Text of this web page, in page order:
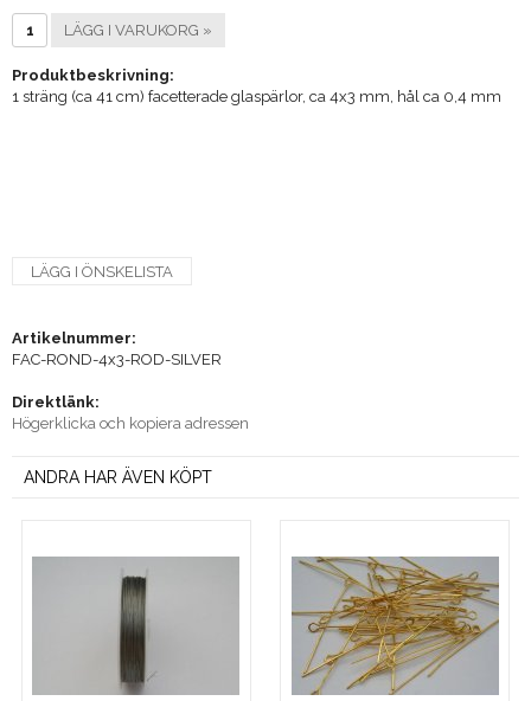
LÄGG I VARUKORG »
Produktbeskrivning:
1 sträng (ca 41 cm) facetterade glaspärlor, ca 4x3 mm, hål ca 0,4 mm
LÄGG I ÖNSKELISTA
Artikelnummer:
FAC-ROND-4x3-ROD-SILVER
Direktlänk:
Högerklicka och kopiera adressen
ANDRA HAR ÄVEN KÖPT